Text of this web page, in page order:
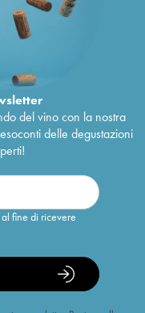
del vino con la nostra
delle degustazioni
fine di ricevere